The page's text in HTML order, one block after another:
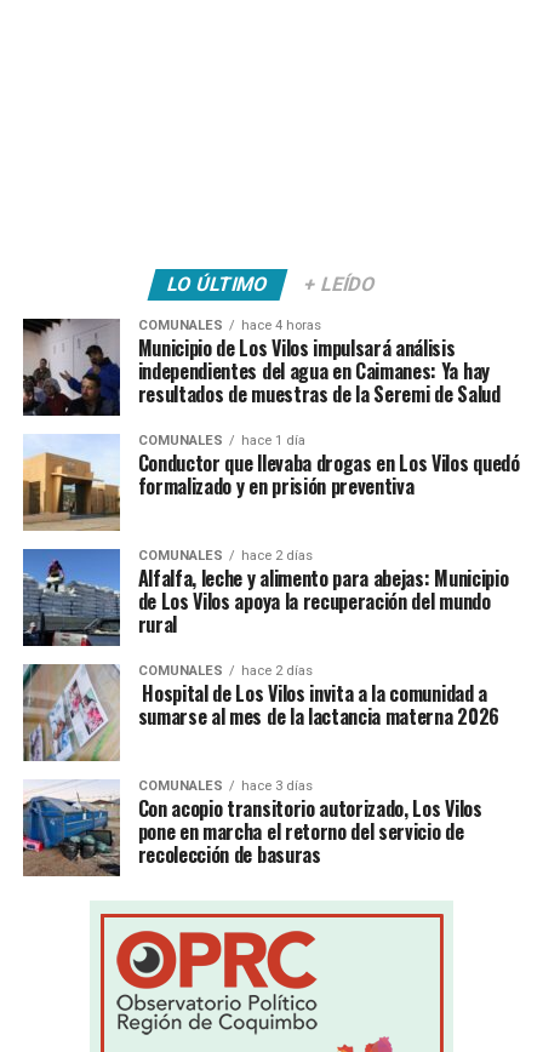
LO ÚLTIMO + LEÍDO
COMUNALES hace 4 horas
Municipio de Los Vilos impulsará análisis
independientes del agua en Caimanes: Ya hay
resultados de muestras de la Seremi de Salud
COMUNALES hace 1 día
Conductor que llevaba drogas en Los Vilos quedó
formalizado y en prisión preventiva
COMUNALES hace 2 días
Alfalfa, leche y alimento para abejas: Municipio
de Los Vilos apoya la recuperación del mundo
rural
COMUNALES hace 2 días
Hospital de Los Vilos invita a la comunidad a
sumarse al mes de la lactancia materna 2026
COMUNALES hace 3 días
Con acopio transitorio autorizado, Los Vilos
pone en marcha el retorno del servicio de
recolección de basuras